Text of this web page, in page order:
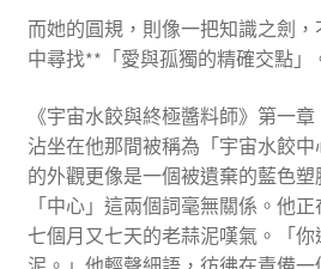
而她的圓規，則像一把知識之劍
中尋找**「愛與孤獨的精確交點」
《宇宙水餃與終極醬料師》第一
沾坐在他那間被稱為「宇宙水餃
的外觀更像是一個被遺棄的藍色
「中心」這兩個詞毫無關係。他
七個月又七天的老蒜泥嘆氣。「